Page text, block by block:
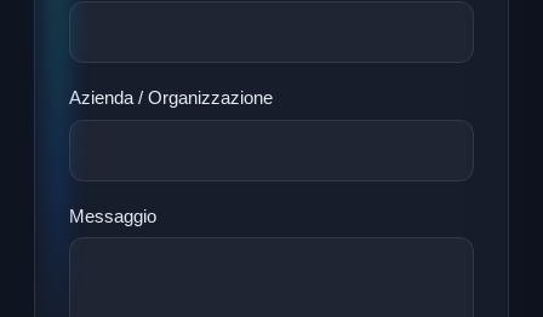
Azienda / Organizzazione
Messaggio